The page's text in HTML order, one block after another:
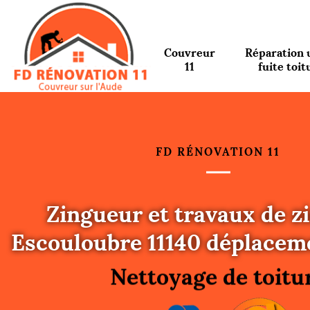
Couvreur
11
Réparation
fuite
FD RÉNOVATION 11
Zingueur et travaux de
Escouloubre 11140
Urgence fuite
Changement de
Nettoyage de